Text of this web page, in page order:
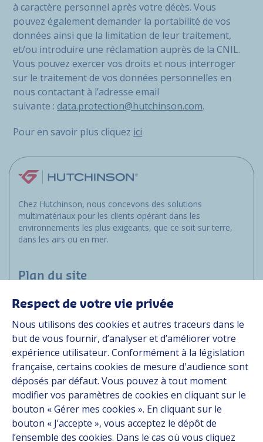
à caractère personnel après votre décès. Vous
pouvez également demander la portabilité de vos
données ainsi que la limitation de leur traitement,
et/ou introduire une réclamation auprès de la CNIL.
Vous pouvez exercer vos droits et nous interroger
sur le traitement de vos données personnelles en
nous contactant à l’adresse email
suivante : data.protection@hutchinson.com.
Pour en savoir plus cliquez ici
Chez Hutchinson, nous concevons des solutions
multimatériaux pour les clients opérant dans les
environnements les plus exigeants, que ce soit sur terre,
dans les airs ou en mer.
Plan du site
Marchés
Solutions
Ressources
À propos
Carrière
Contact
Suivez-nous
Respect de votre vie privée
Nous utilisons des cookies et autres traceurs dans le
but de vous fournir, d’analyser et d’améliorer votre
expérience utilisateur. Conformément à la législation
française, certains cookies de mesure d'audience sont
déposés par défaut. Vous pouvez à tout moment
modifier vos paramètres de cookies en cliquant sur le
bouton « Gérer mes cookies ». En cliquant sur le
bouton « J’accepte », vous acceptez le dépôt de
l’ensemble des cookies. Dans le cas où vous cliquez